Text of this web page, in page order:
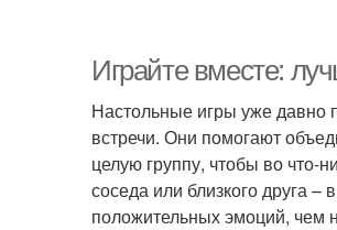
Играйте вместе:
Настольные игры уже давно
встречи. Они помогают
целую группу, чтобы во что-
соседа или близкого друга –
положительных эмоций, чем